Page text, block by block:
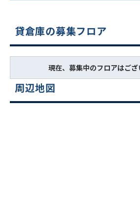
貸倉庫の募集フロア
現在、募集中のフロアはござ
周辺地図